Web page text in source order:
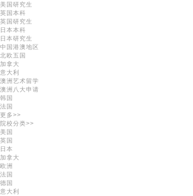
美国研究生
英国本科
英国研究生
日本本科
日本研究生
中国港澳地区
北欧五国
加拿大
意大利
澳洲艺术留学
澳洲八大申请
韩国
法国
更多>>
院校分类>>
美国
英国
日本
加拿大
欧洲
法国
德国
意大利